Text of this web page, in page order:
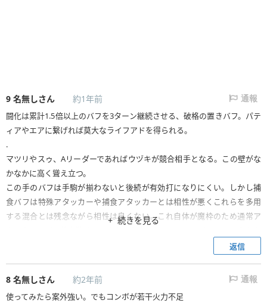
9 名無しさん 約1年前 通報
闘化は累計1.5倍以上のバフを3ターン継続させる、破格の置きバフ。パテ
ィアやエアに繋げれば莫大なライフアドを得られる。
.
マツリやスゥ、Aリーダーであればウヅキが競合相手となる。この壁がな
かなかに高く聳え立つ。
この手のバフは手駒が揃わないと後続が有効打になりにくい。しかし捕
食バフは特殊アタッカーや捕食アタッカーとは相性が悪くこれらを多用
する混合とは残念ながら相性は良くない。これ自体が魔枠のため通常ア
この駒を活かすには通常アタッカー偏重の構成が必須。もしヴィンス型
続きを見る
返信
8 名無しさん 約2年前 通報
使ってみたら案外強い。でもコンボが若干火力不足